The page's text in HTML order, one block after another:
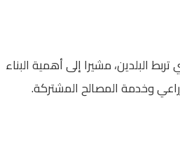
البلدين، مشيرا إلى أهمية البناء
وخدمة المصالح المشتركة.